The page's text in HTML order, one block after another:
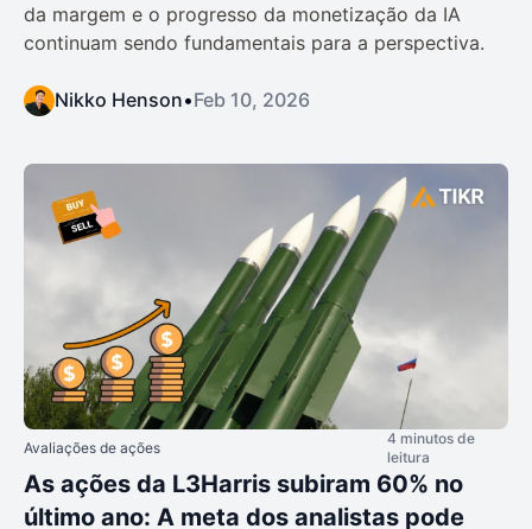
da margem e o progresso da monetização da IA
continuam sendo fundamentais para a perspectiva.
Nikko Henson•Feb 10, 2026
Avaliações de ações
4 minutos de
leitura
As ações da L3Harris subiram 60% no
último ano: A meta dos analistas pode